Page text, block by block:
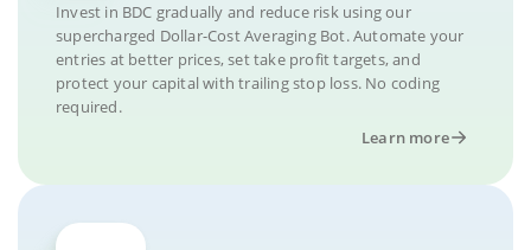
Invest in BDC gradually and reduce risk using our
supercharged Dollar-Cost Averaging Bot. Automate your
entries at better prices, set take profit targets, and
protect your capital with trailing stop loss. No coding
required.
Learn more